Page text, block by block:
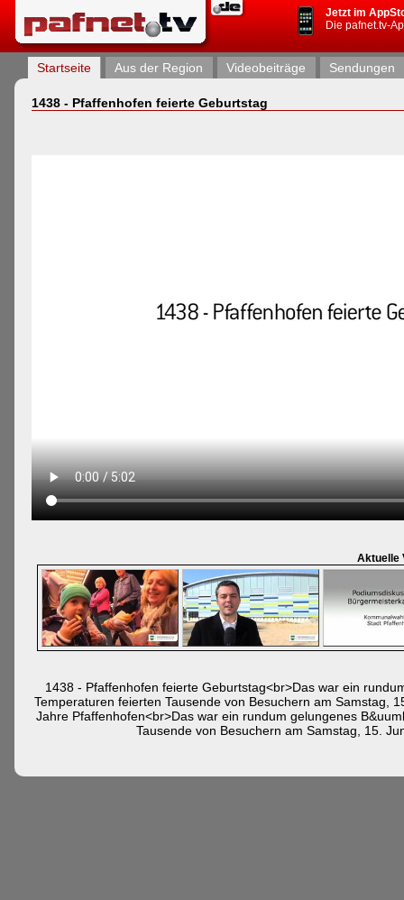
Jetzt im
Die pafnet.tv-
Startseite Aus der Region Videobeiträge Sendungen
1438 - Pfaffenhofen feierte Geburtstag
Aktuelle
1438 - Pfaffenhofen feierte Geburtstag<br>Das war ein
Temperaturen feierten Tausende von Besuchern am Samstag,
Jahre Pfaffenhofen<br>Das war ein rundum gelungenes
Tausende von Besuchern am Samstag, 15.